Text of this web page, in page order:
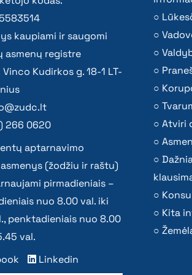
kaupiami ir saugomi
asmenų registre
Vinco Kudirkos g. 18-1 LT-
266 0620
aptarnavimo
(žodžiu ir raštu)
pirmadieniais –
nuo 8.00 val. iki
penktadieniais nuo 8.00
val.
Linkedin
Atviri
Kita